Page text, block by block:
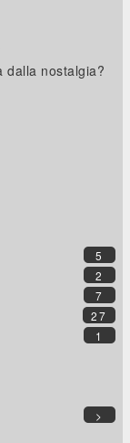
dalla nostalgia?
5
2
7
27
1
>